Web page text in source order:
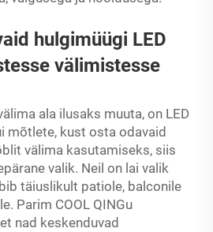
hulgimüügi LED
välimistesse
ala ilusaks muuta, on LED
mõtlete, kust osta odavaid
välima kasutamiseks, siis
valik. Neil on lai valik
täiuslikult patiole, balconile
Parim COOL QINGu
nad keskenduvad